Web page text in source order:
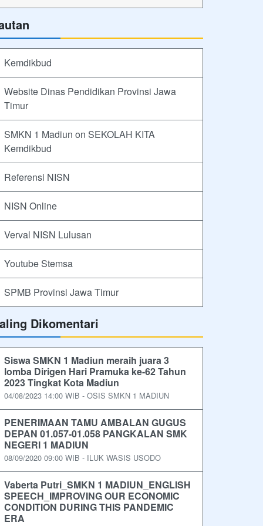
Kemdikbud
Website Dinas Pendidikan Provinsi Jawa
Timur
SMKN 1 Madiun on SEKOLAH KITA
Kemdikbud
Referensi NISN
NISN Online
Verval NISN Lulusan
Youtube Stemsa
SPMB Provinsi Jawa Timur
Dikomentari
Siswa SMKN 1 Madiun meraih juara 3
lomba Dirigen Hari Pramuka ke-62 Tahun
2023 Tingkat Kota Madiun
04/08/2023 14:00 WIB - OSIS SMKN 1 MADIUN
PENERIMAAN TAMU AMBALAN GUGUS
DEPAN 01.057-01.058 PANGKALAN SMK
NEGERI 1 MADIUN
08/09/2020 09:00 WIB - ILUK WASIS USODO
Vaberta Putri_SMKN 1 MADIUN_ENGLISH
SPEECH_IMPROVING OUR ECONOMIC
CONDITION DURING THIS PANDEMIC
ERA